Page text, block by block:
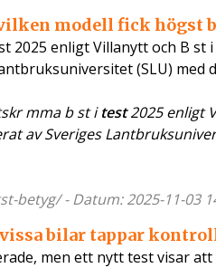
modell fick högst
2025 enligt Villanytt och B st
(SLU)
mma b st itest2025 enligt
av Sveriges
betyg/ - Datum: 2025-11-03
bilar tappar
men ett nytt test visar